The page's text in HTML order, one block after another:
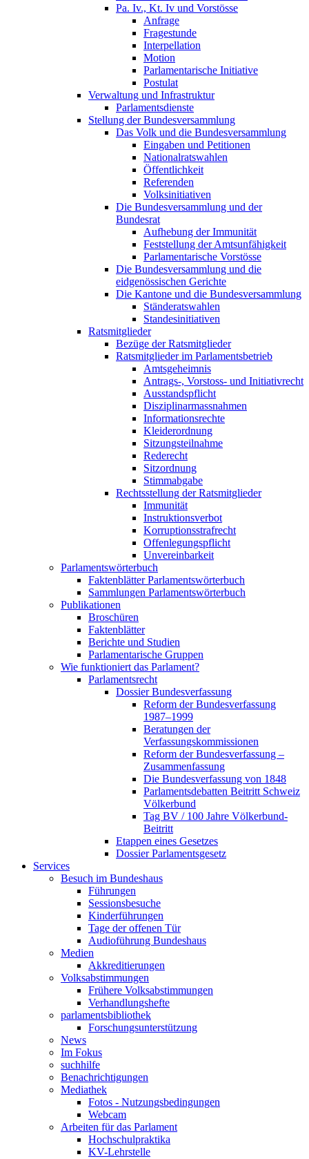
Pa. Iv., Kt. Iv und Vorstösse
Anfrage
Fragestunde
Interpellation
Motion
Parlamentarische Initiative
Postulat
Verwaltung und Infrastruktur
Parlamentsdienste
Stellung der Bundesversammlung
Das Volk und die Bundesversammlung
Eingaben und Petitionen
Nationalratswahlen
Öffentlichkeit
Referenden
Volksinitiativen
Die Bundesversammlung und der
Bundesrat
Aufhebung der Immunität
Feststellung der Amtsunfähigkeit
Parlamentarische Vorstösse
Die Bundesversammlung und die
eidgenössischen Gerichte
Die Kantone und die Bundesversammlung
Ständeratswahlen
Standesinitiativen
Ratsmitglieder
Bezüge der Ratsmitglieder
Ratsmitglieder im Parlamentsbetrieb
Amtsgeheimnis
Antrags-, Vorstoss- und Initiativrecht
Ausstandspflicht
Disziplinarmassnahmen
Informationsrechte
Kleiderordnung
Sitzungsteilnahme
Rederecht
Sitzordnung
Stimmabgabe
Rechtsstellung der Ratsmitglieder
Immunität
Instruktionsverbot
Korruptionsstrafrecht
Offenlegungspflicht
Unvereinbarkeit
Parlamentswörterbuch
Faktenblätter Parlamentswörterbuch
Sammlungen Parlamentswörterbuch
Publikationen
Broschüren
Faktenblätter
Berichte und Studien
Parlamentarische Gruppen
Wie funktioniert das Parlament?
Parlamentsrecht
Dossier Bundesverfassung
Reform der Bundesverfassung
1987–1999
Beratungen der
Verfassungskommissionen
Reform der Bundesverfassung –
Zusammenfassung
Die Bundesverfassung von 1848
Parlamentsdebatten Beitritt Schweiz
Völkerbund
Tag BV / 100 Jahre Völkerbund-
Beitritt
Etappen eines Gesetzes
Dossier Parlamentsgesetz
Services
Besuch im Bundeshaus
Führungen
Sessionsbesuche
Kinderführungen
Tage der offenen Tür
Audioführung Bundeshaus
Medien
Akkreditierungen
Volksabstimmungen
Frühere Volksabstimmungen
Verhandlungshefte
parlamentsbibliothek
Forschungsunterstützung
News
Im Fokus
suchhilfe
Benachrichtigungen
Mediathek
Fotos - Nutzungsbedingungen
Webcam
Arbeiten für das Parlament
Hochschulpraktika
KV-Lehrstelle